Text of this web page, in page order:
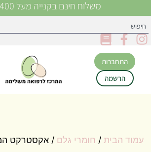
משלוח חינם בקנייה מעל 400 ש"ח!
התחברות
הרשמה
עמוד הבית / חומרי גלם / אקסטרקט